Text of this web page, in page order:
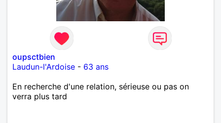
oupsctbien
Laudun-l'Ardoise - 63 ans
En recherche d'une relation, sérieuse ou pas on
verra plus tard